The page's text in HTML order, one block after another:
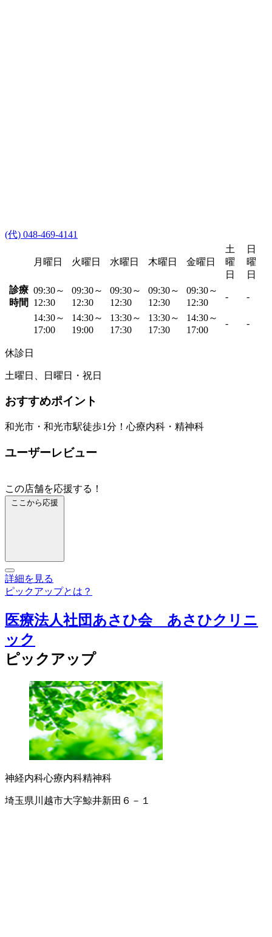
(代) 048-469-4141
月曜日 火曜日 水曜日 木曜日 金曜日
土
曜
日
日
曜
日
診療
時間
09:30～
12:30
09:30～
12:30
09:30～
12:30
09:30～
12:30
09:30～
12:30
- -
14:30～
17:00
14:30～
19:00
13:30～
17:30
13:30～
17:30
14:30～
17:00
- -
休診日
土曜日、日曜日・祝日
おすすめポイント
和光市・和光市駅徒歩1分！心療内科・精神科
ユーザーレビュー
この店舗を応援する！
ここから応援
詳細を見る
ピックアップとは？
医療法人社団あさひ会 あさひクリニ
ック
ピックアップ
神経内科心療内科精神科
埼玉県川越市大字鯨井新田６－１